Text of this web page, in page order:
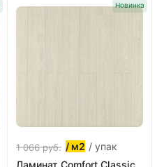
Новинка
1 066руб. / м2 / упак
Ламинат Comfort Classic